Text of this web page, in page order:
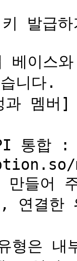
발급하
이스와
니다.
멤
들어